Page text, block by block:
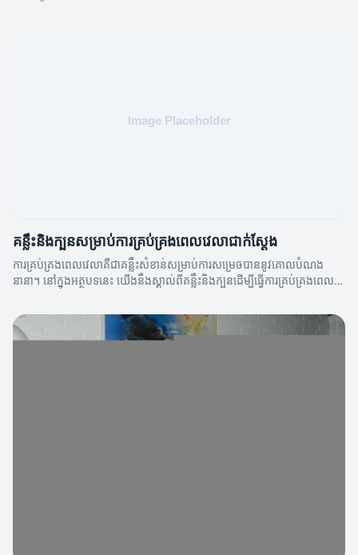
គន្លឹះនិងក្បួនសម្រាប់ការគ្រប់គ្រងពេលវេលាជាក់ស្តែង
ការគ្រប់គ្រងពេលវេលាគឺជាគន្លឹះសំខាន់សម្រាប់ការសម្រេចបាននូវគោលបំណង
នានា។ នៅក្នុងអត្ថបទនេះ យើងនឹងស្គាល់ពីគន្លឹះនិងក្បួនដើម្បីធ្វើការគ្រប់គ្រងពេល